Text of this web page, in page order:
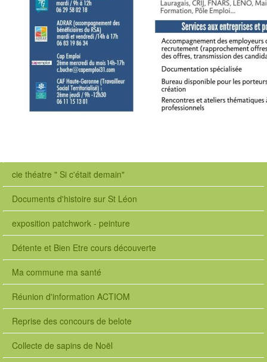
cie théatre " Si c'était demain"
Documents d'histoire sur St Léon
exposition patchwork - peinture
Détente et Bien Etre cours découverte
Ma commune ma santé
Réunion d'information ACTIOM
Reprise des concours de belote
Collecte de sapins de Noël